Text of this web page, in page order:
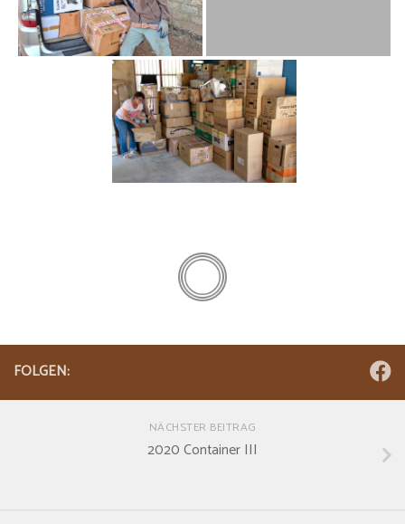
FOLGEN:
NÄCHSTER BEITRAG
2020 Container III